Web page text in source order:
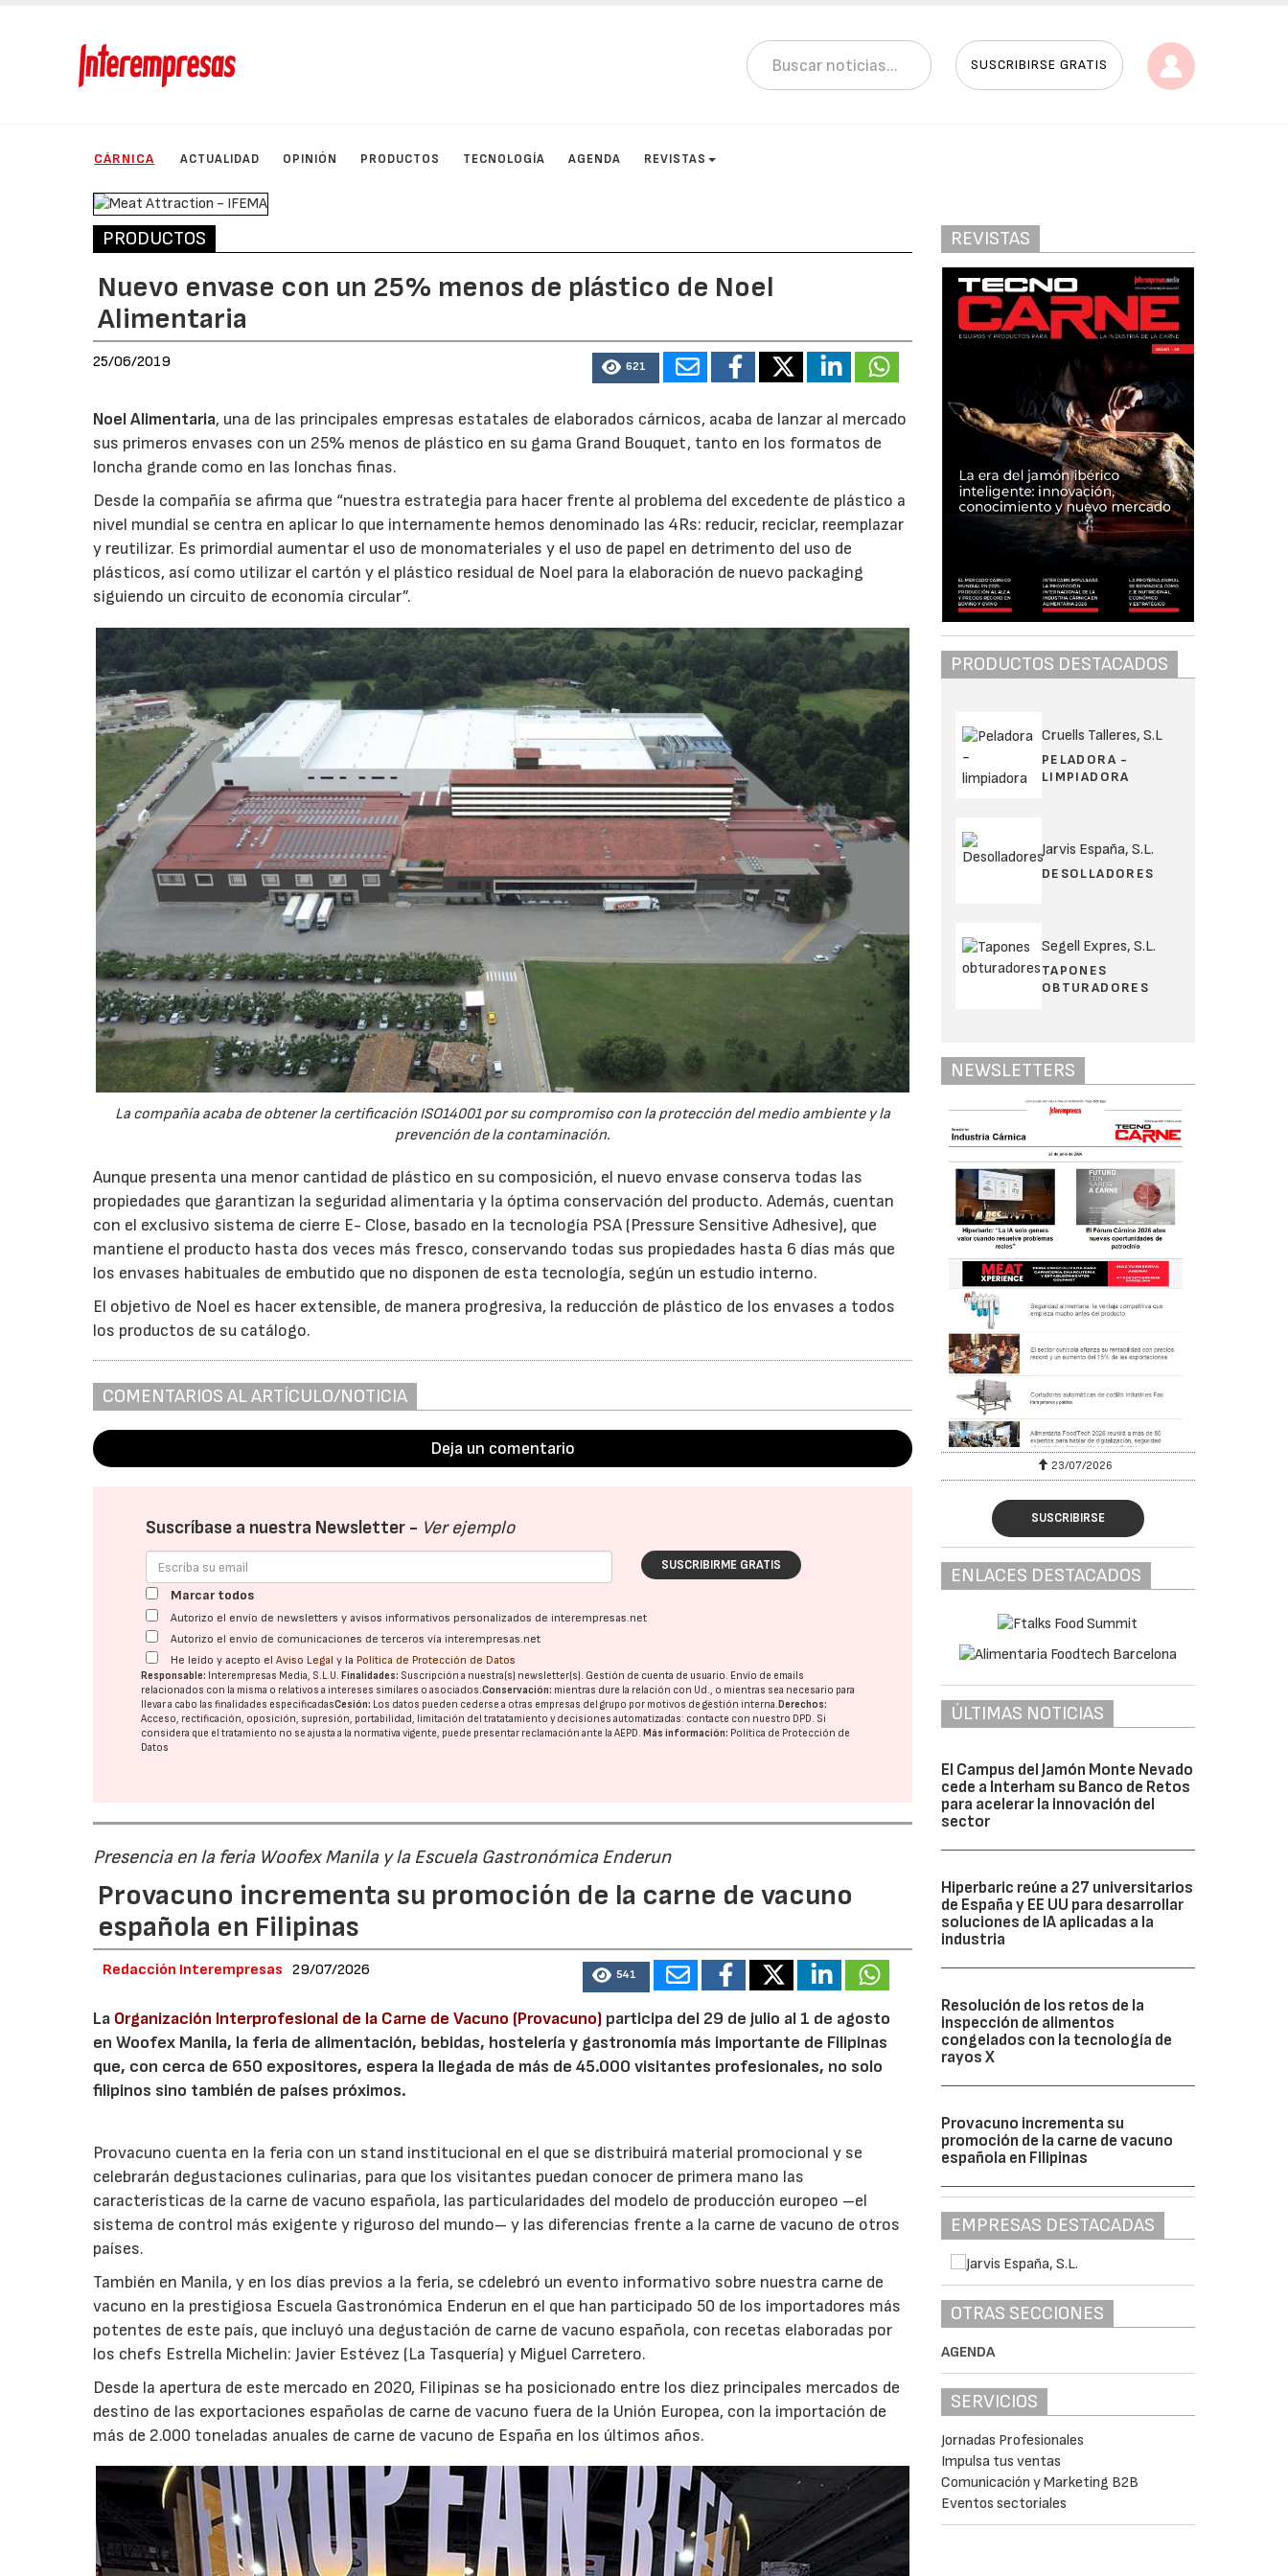
SUSCRIBIRSE GRATIS
CÁRNICA ACTUALIDAD OPINIÓN PRODUCTOS TECNOLOGÍA AGENDA REVISTAS
PRODUCTOS
Nuevo envase con un 25% menos de plástico de Noel
Alimentaria
25/06/2019 621
Noel Alimentaria, una de las principales empresas estatales de elaborados cárnicos, acaba de lanzar al mercado
sus primeros envases con un 25% menos de plástico en su gama Grand Bouquet, tanto en los formatos de
loncha grande como en las lonchas finas.
Desde la compañía se afirma que “nuestra estrategia para hacer frente al problema del excedente de plástico a
nivel mundial se centra en aplicar lo que internamente hemos denominado las 4Rs: reducir, reciclar, reemplazar
y reutilizar. Es primordial aumentar el uso de monomateriales y el uso de papel en detrimento del uso de
plásticos, así como utilizar el cartón y el plástico residual de Noel para la elaboración de nuevo packaging
siguiendo un circuito de economía circular”.
La compañía acaba de obtener la certificación ISO14001 por su compromiso con la protección del medio ambiente y la
prevención de la contaminación.
Aunque presenta una menor cantidad de plástico en su composición, el nuevo envase conserva todas las
propiedades que garantizan la seguridad alimentaria y la óptima conservación del producto. Además, cuentan
con el exclusivo sistema de cierre E- Close, basado en la tecnología PSA (Pressure Sensitive Adhesive), que
mantiene el producto hasta dos veces más fresco, conservando todas sus propiedades hasta 6 días más que
los envases habituales de embutido que no disponen de esta tecnología, según un estudio interno.
El objetivo de Noel es hacer extensible, de manera progresiva, la reducción de plástico de los envases a todos
los productos de su catálogo.
COMENTARIOS AL ARTÍCULO/NOTICIA
Deja un comentario
Suscríbase a nuestra Newsletter - Ver ejemplo
SUSCRIBIRME GRATIS
Marcar todos
Autorizo el envío de newsletters y avisos informativos personalizados de interempresas.net
Autorizo el envío de comunicaciones de terceros vía interempresas.net
He leído y acepto elAviso Legal y la Política de Protección de Datos
Responsable: Interempresas Media, S.L.U. Finalidades: Suscripción a nuestra(s) newsletter(s). Gestión de cuenta de usuario. Envío de emails
relacionados con la misma o relativos a intereses similares o asociados.Conservación: mientras dure la relación con Ud., o mientras sea necesario para
llevar a cabo las finalidades especificadasCesión: Los datos pueden cederse a otras empresas del grupo por motivos de gestión interna. Derechos:
Acceso, rectificación, oposición, supresión, portabilidad, limitación del tratatamiento y decisiones automatizadas: contacte con nuestro DPD. Si
considera que el tratamiento no se ajusta a la normativa vigente, puede presentar reclamación ante laAEPD. Más información: Política de Protección de
Datos
Presencia en la feria Woofex Manila y la Escuela Gastronómica Enderun
Provacuno incrementa su promoción de la carne de vacuno
española en Filipinas
Redacción Interempresas 29/07/2026 541
La Organización Interprofesional de la Carne de Vacuno (Provacuno) participa del 29 de julio al 1 de agosto
en Woofex Manila, la feria de alimentación, bebidas, hostelería y gastronomía más importante de Filipinas
que, con cerca de 650 expositores, espera la llegada de más de 45.000 visitantes profesionales, no solo
filipinos sino también de países próximos.
Provacuno cuenta en la feria con un stand institucional en el que se distribuirá material promocional y se
celebrarán degustaciones culinarias, para que los visitantes puedan conocer de primera mano las
características de la carne de vacuno española, las particularidades del modelo de producción europeo –el
sistema de control más exigente y riguroso del mundo– y las diferencias frente a la carne de vacuno de otros
países.
También en Manila, y en los días previos a la feria, se cdelebró un evento informativo sobre nuestra carne de
vacuno en la prestigiosa Escuela Gastronómica Enderun en el que han participado 50 de los importadores más
potentes de este país, que incluyó una degustación de carne de vacuno española, con recetas elaboradas por
los chefs Estrella Michelin: Javier Estévez (La Tasquería) y Miguel Carretero.
Desde la apertura de este mercado en 2020, Filipinas se ha posicionado entre los diez principales mercados de
destino de las exportaciones españolas de carne de vacuno fuera de la Unión Europea, con la importación de
más de 2.000 toneladas anuales de carne de vacuno de España en los últimos años.
REVISTAS
PRODUCTOS DESTACADOS
Cruells Talleres, S.L
PELADORA -
LIMPIADORA
Jarvis España, S.L.
DESOLLADORES
Segell Expres, S.L.
TAPONES
OBTURADORES
NEWSLETTERS
23/07/2026 30/07/2026 23/07/2026
SUSCRIBIRSE
ENLACES DESTACADOS
ÚLTIMAS NOTICIAS
El Campus del Jamón Monte Nevado
cede a Interham su Banco de Retos
para acelerar la innovación del
sector
Hiperbaric reúne a 27 universitarios
de España y EE UU para desarrollar
soluciones de IA aplicadas a la
industria
Resolución de los retos de la
inspección de alimentos
congelados con la tecnología de
rayos X
Provacuno incrementa su
promoción de la carne de vacuno
española en Filipinas
EMPRESAS DESTACADAS
OTRAS SECCIONES
AGENDA
SERVICIOS
Jornadas Profesionales
Impulsa tus ventas
Comunicación y Marketing B2B
Eventos sectoriales